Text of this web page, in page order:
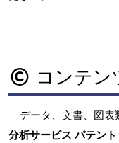
コンテン
データ、文書、図
分析サービス パテン